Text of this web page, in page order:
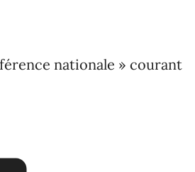
nationale » courant